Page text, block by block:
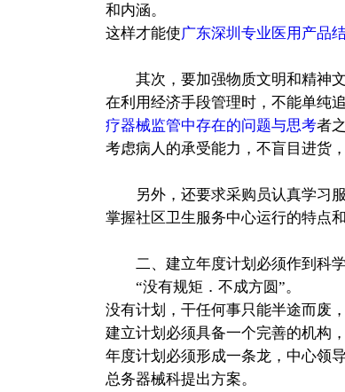
和内涵。
这样才能使广东深圳专业医用产品
其次，要加强物质文明和精神文
在利用经济手段管理时，不能单纯
疗器械监管中存在的问题与思考者
考虑病人的承受能力，不盲目进货
另外，还要求采购员认真学习服
掌握社区卫生服务中心运行的特点
二、建立年度计划必须作到科学
“没有规矩．不成方圆”。
没有计划，干任何事只能半途而废
建立计划必须具备一个完善的机构
年度计划必须形成一条龙，中心
总务器械科提出方案。